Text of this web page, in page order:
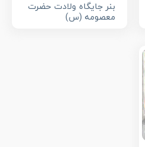
بنر جایگاه ولادت حضرت
معصومه (س)